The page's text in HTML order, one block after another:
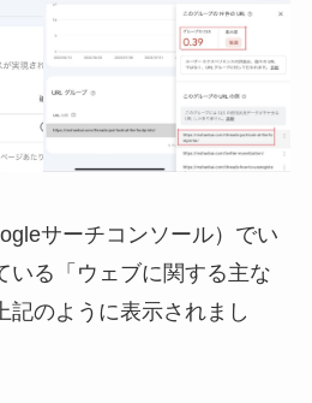
サーチコンソール）でい
いる「ウェブに関する主な
記のように表示されまし